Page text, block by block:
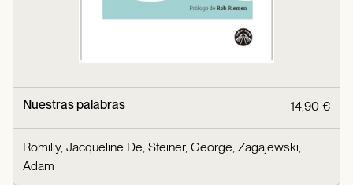
Nuestras palabras 14,90 €
Romilly, Jacqueline De; Steiner, George; Zagajewski,
Adam